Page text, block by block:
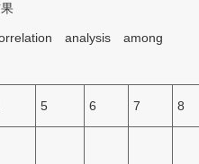
analysis among
5 6 7 8